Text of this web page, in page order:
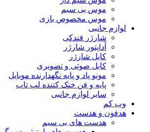
موس بی سیم
موس مخصوص بازی
لوازم جانبی
شارژر فندکی
آداپتور شارژر
کابل شارژر
کابل صوتی و تصویری
مونو پاد و پایه نگهدارنده موبایل
پایه و فن خنک کننده لپ تاپ
سایر لوازم جانبی
وب کم
هدفون و هدست
هدست های بی سیم